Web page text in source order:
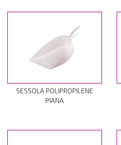
SESSOLA POLIPROPILENE
PIANA